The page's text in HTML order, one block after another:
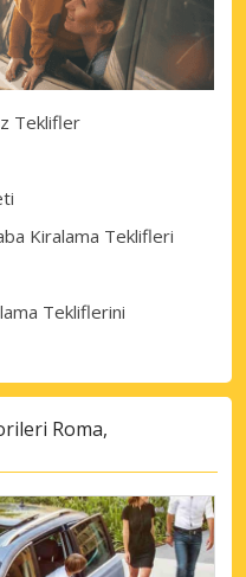
Teklifler
Kiralama Teklifleri
Tekliflerini
Roma,